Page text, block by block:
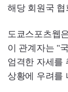
해당 회원국
도쿄스포츠웹
이 관계자는 "
엄격한 자세를
상황에 우려를